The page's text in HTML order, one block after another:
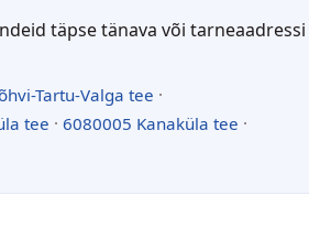
täpse tänava või tarneaadressi
Tartu-Valga tee ·
tee · 6080005 Kanaküla tee ·